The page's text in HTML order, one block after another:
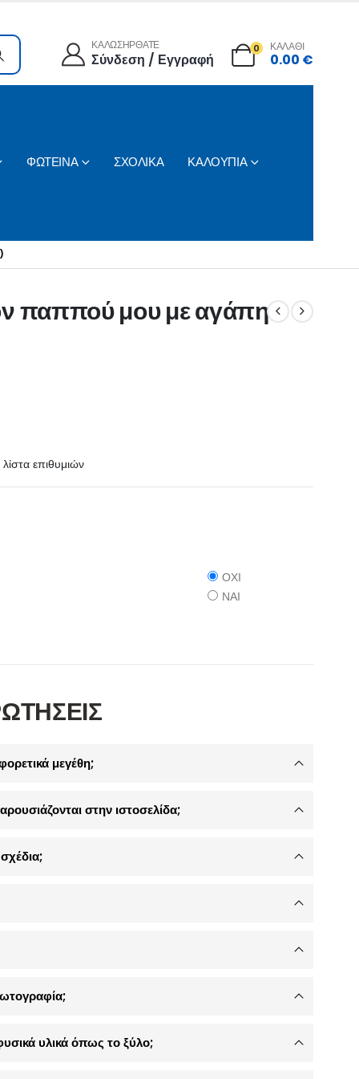
ΚΑΛΩΣΗΡΘΑΤΕ
Σύνδεση / Εγγραφή
0 ΚΑΛΑΘΙ
0.00 €
ΦΩΤΕΙΝΑ ΣΧΟΛΙΚΑ ΚΑΛΟΥΠΙΑ
παππού μου με αγάπη
επιθυμιών
ΟΧΙ
ΝΑΙ
μεγέθη;
στην ιστοσελίδα;
υλικά όπως το ξύλο;